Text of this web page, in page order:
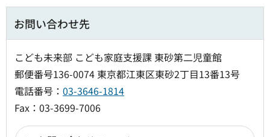
お問い合わせ先
こども未来部 こども家庭支援課 東砂第二児童館
郵便番号136-0074 東京都江東区東砂2丁目13番13号
電話番号： 03-3646-1814
Fax：03-3699-7006